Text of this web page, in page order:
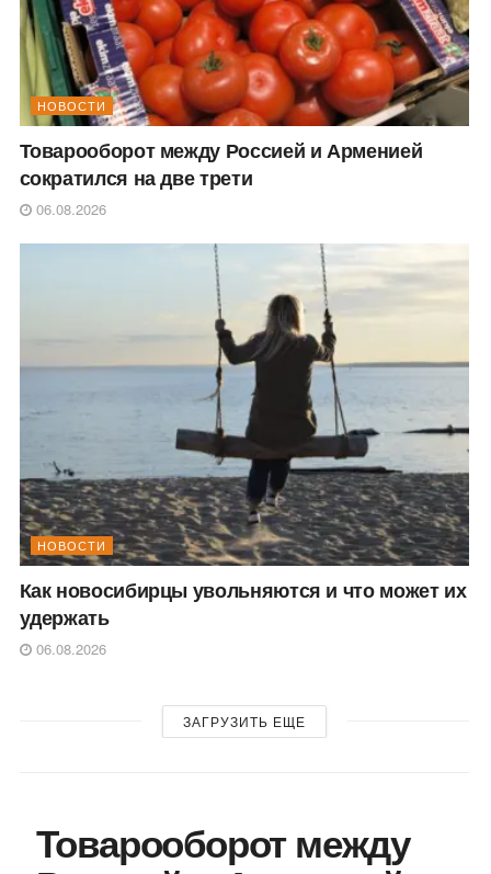
НОВОСТИ
Товарооборот между Россией и Арменией
сократился на две трети
06.08.2026
НОВОСТИ
Как новосибирцы увольняются и что может их
удержать
06.08.2026
ЗАГРУЗИТЬ ЕЩЕ
Товарооборот между